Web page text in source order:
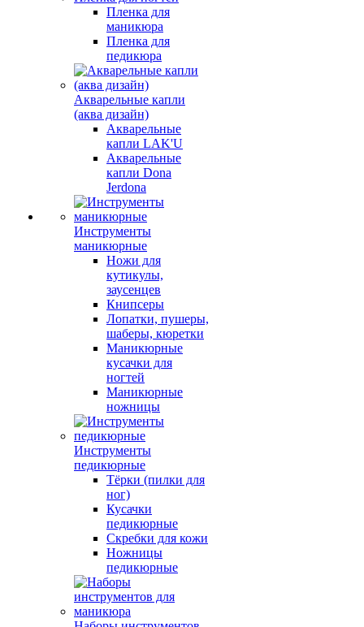
Пленка для
маникюра
Пленка для
педикюра
Акварельные капли
(аква дизайн)
Акварельные
капли LAK'U
Акварельные
капли Dona
Jerdona
Инструменты
маникюрные
Ножи для
кутикулы,
заусенцев
Книпсеры
Лопатки, пушеры,
шаберы, кюретки
Маникюрные
кусачки для
ногтей
Маникюрные
ножницы
Инструменты
педикюрные
Тёрки (пилки для
ног)
Кусачки
педикюрные
Скребки для кожи
Ножницы
педикюрные